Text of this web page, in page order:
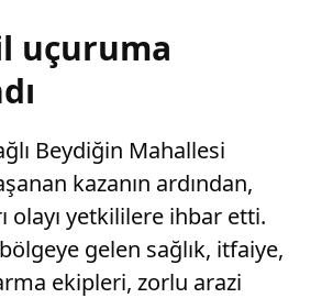
uçuruma
Beydiğin Mahallesi
kazanın ardından,
olayı yetkililere ihbar etti.
gelen sağlık, itfaiye,
ekipleri, zorlu arazi